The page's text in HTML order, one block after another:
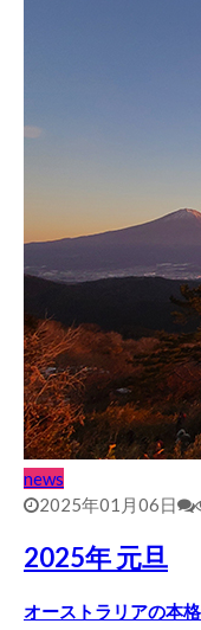
news
2025年01月06日
2025年 元旦
オーストラリアの本